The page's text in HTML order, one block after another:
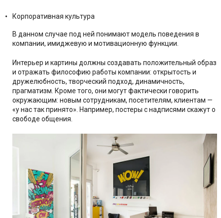
Корпоративная культура
В данном случае под ней понимают модель поведения в
компании, имиджевую и мотивационную функции.
Интерьер и картины должны создавать положительный образ
и отражать философию работы компании: открытость и
дружелюбность, творческий подход, динамичность,
прагматизм. Кроме того, они могут фактически говорить
окружающим: новым сотрудникам, посетителям, клиентам —
«у нас так принято». Например, постеры с надписями скажут о
свободе общения.